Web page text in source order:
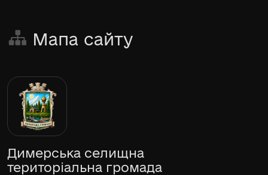
Мапа сайту
Димерська селищна
територіальна громада